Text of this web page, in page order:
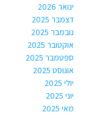
ינואר 2026
דצמבר 2025
נובמבר 2025
אוקטובר 2025
ספטמבר 2025
אוגוסט 2025
יולי 2025
יוני 2025
מאי 2025